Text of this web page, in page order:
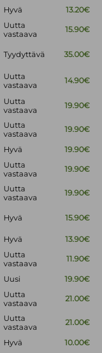
Hyvä 13.20€
Uutta
vastaava
15.90€
Tyydyttävä 35.00€
Uutta
vastaava
14.90€
Uutta
vastaava
19.90€
Uutta
vastaava
19.90€
Hyvä 19.90€
Uutta
vastaava
19.90€
Uutta
vastaava
19.90€
Hyvä 15.90€
Hyvä 13.90€
Uutta
vastaava
11.90€
Uusi 19.90€
Uutta
vastaava
21.00€
Uutta
vastaava
21.00€
Hyvä
10.00€